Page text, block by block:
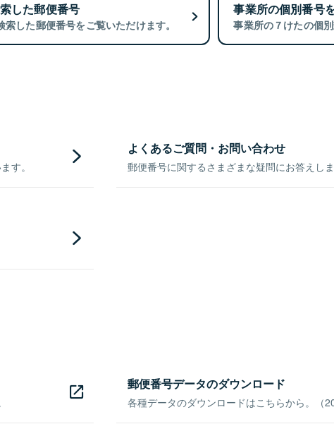
した郵便番号
索した郵便番号をご覧いただけます。
事業所の個別番号
事業所の７けたの個
す。
よくあるご質問・お問い合わせ
郵便番号に関するさまざまな疑問にお答えしま
郵便番号データのダウンロード
各種データのダウンロードはこちらから。（